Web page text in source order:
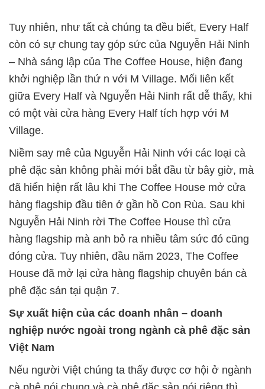
Tuy nhiên, như tất cả chúng ta đều biết, Every Half
còn có sự chung tay góp sức của Nguyễn Hải Ninh
– Nhà sáng lập của The Coffee House, hiện đang
khởi nghiệp lần thứ n với M Village. Mối liên kết
giữa Every Half và Nguyễn Hải Ninh rất dễ thấy, khi
có một vài cửa hàng Every Half tích hợp với M
Village.
Niềm say mê của Nguyễn Hải Ninh với các loại cà
phê đặc sản không phải mới bắt đầu từ bây giờ, mà
đã hiển hiện rất lâu khi The Coffee House mở cửa
hàng flagship đầu tiên ở gần hồ Con Rùa. Sau khi
Nguyễn Hải Ninh rời The Coffee House thì cửa
hàng flagship mà anh bỏ ra nhiều tâm sức đó cũng
đóng cửa. Tuy nhiên, đầu năm 2023, The Coffee
House đã mở lại cửa hàng flagship chuyên bán cà
phê đặc sản tại quận 7.
Sự xuất hiện của các doanh nhân – doanh
nghiệp nước ngoài trong ngành cà phê đặc sản
Việt Nam
Nếu người Việt chúng ta thấy được cơ hội ở ngành